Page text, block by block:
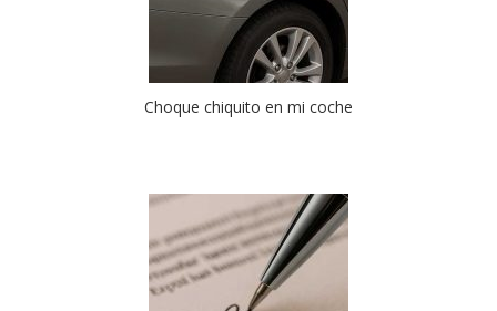
Choque chiquito en mi coche